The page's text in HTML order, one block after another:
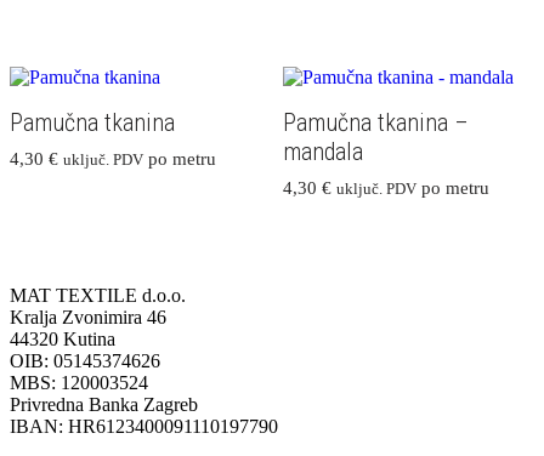
Pamučna tkanina
4,30 € uključ. PDV po metru
Pamučna tkanina –
mandala
4,30 € uključ. PDV po metru
MAT TEXTILE d.o.o.
Kralja Zvonimira 46
44320 Kutina
OIB: 05145374626
MBS: 120003524
Privredna Banka Zagreb
IBAN: HR6123400091110197790